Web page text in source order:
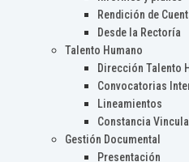
Rendición de
Desde la Rectoría
Talento Humano
Dirección Talento
Convocatorias
Lineamientos
Constancia
Gestión Documental
Presentación